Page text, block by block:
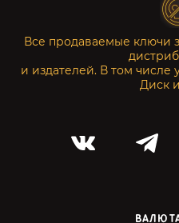
Все продаваемые ключи
и издателей. В том числе
Диск